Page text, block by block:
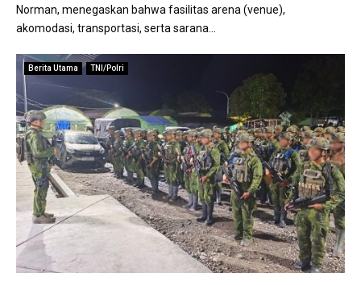
Norman, menegaskan bahwa fasilitas arena (venue),
akomodasi, transportasi, serta sarana...
Berita Utama TNI/Polri